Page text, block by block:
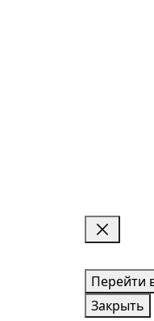
Перейти
Закрыть